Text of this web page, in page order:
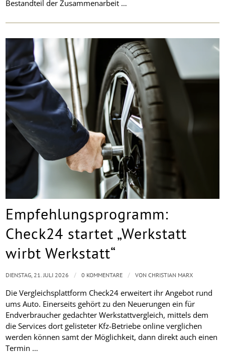
Bestandteil der Zusammenarbeit …
Empfehlungsprogramm:
Check24 startet „Werkstatt
wirbt Werkstatt“
Die Vergleichsplattform Check24 erweitert ihr Angebot rund
ums Auto. Einerseits gehört zu den Neuerungen ein für
Endverbraucher gedachter Werkstattvergleich, mittels dem
die Services dort gelisteter Kfz-Betriebe online verglichen
werden können samt der Möglichkeit, dann direkt auch einen
Termin …
DIENSTAG, 21. JULI 2026 / 0 KOMMENTARE / VONCHRISTIAN MARX